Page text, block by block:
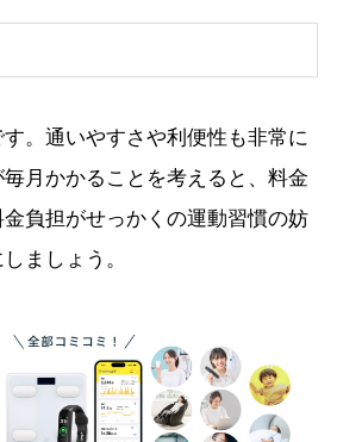
。通いやすさや利便性も非常に
月かかることを考えると、料金
負担がせっかくの運動習慣の妨
ましょう。